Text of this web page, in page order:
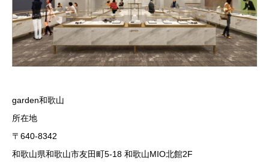
garden和歌山
所在地
〒640-8342
和歌山県和歌山市友田町5-18 和歌山MIO北館2F